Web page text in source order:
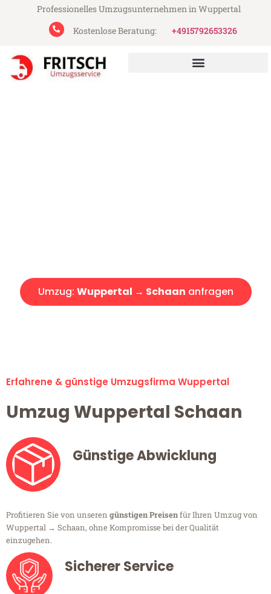
Professionelles Umzugsunternehmen in Wuppertal
Kostenlose Beratung:
+4915792653326
Umzug: Wuppertal → Schaan anfragen
Erfahrene & günstige Umzugsfirma Wuppertal
Umzug Wuppertal Schaan
Günstige Abwicklung
Profitieren Sie von unseren günstigen Preisenfür Ihren Umzug von
Wuppertal → Schaan, ohne Kompromisse bei der Qualität
einzugehen.
Sicherer Service